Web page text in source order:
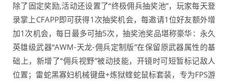
除了固定奖励,活动还设置了“终极佣兵抽奖池”，玩家每天登
录掌上CFAPP即可获得1次抽奖机会，每邀请1位好友额外增
加1次机会，每日最多可抽5次，抽奖池奖品堪称豪华：永久
英雄级武器“AWM-天龙-佣兵定制版”在保留原武器属性的基
础上，新增了“佣兵视野”被动技能，开镜时可短暂标记敌人
位置；雷蛇黑寡妇机械键盘+炼狱蝰蛇鼠标套装，专为FPS游